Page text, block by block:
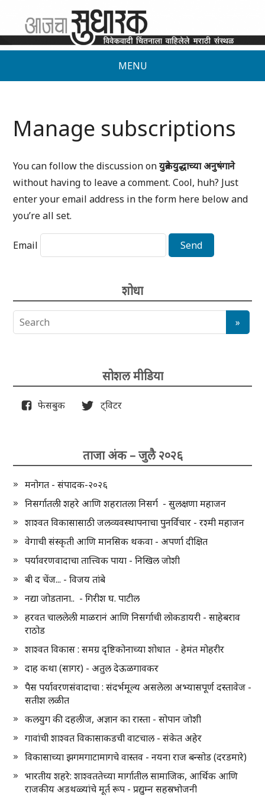
MENU
Manage subscriptions
You can follow the discussion onयुक्रेन युद्धाच्या अनुषंगाने
without having to leave a comment. Cool, huh? Just
enter your email address in the form here below and
you’re all set.
Email
शोधा
सोशल मीडिया
फेसबुक ट्विटर
ताजा अंक – जुलै २०२६
मनोगत - संपादक-२०२६
निसर्गातली शहरे आणि शहरातला निसर्ग - सुलक्षणा महाजन
शाश्वत विकासासाठी जलव्यवस्थापनाचा पुनर्विचार - रश्मी महाजन
वेगाची संस्कृती आणि मानसिक थकवा - अपर्णा दीक्षित
पर्यावरणवादाचा तात्त्विक पाया - निखिल जोशी
बी द चेंज... - विजय तांबे
नद्या जोडताना.. - गिरीश घ. पाटील
हरवत चाललेली माळरानं आणि निसर्गाची लोकडायरी - साहेबराव
राठोड
शाश्वत विकास : समग्र दृष्टिकोनाच्या शोधात - हेमंत मोहरीर
दाह कथा (सागर) - अतुल देऊळगावकर
पैस पर्यावरणसंवादाचा : संदर्भमूल्य असलेला अभ्यासपूर्ण दस्तावेज -
सतीश लळीत
कलयुग की दहलीज, अज्ञान का रास्ता - सोपान जोशी
गावांची शाश्वत विकासाकडची वाटचाल - संकेत अहेर
विकासाच्या झगमगाटामागचे वास्तव - नयना राज बन्सोड (दरडमारे)
भारतीय शहरे: शाश्वततेच्या मार्गातील सामाजिक, आर्थिक आणि
राजकीय अडथळ्यांचे मूर्त रूप - प्रद्युम्न सहस्रभोजनी